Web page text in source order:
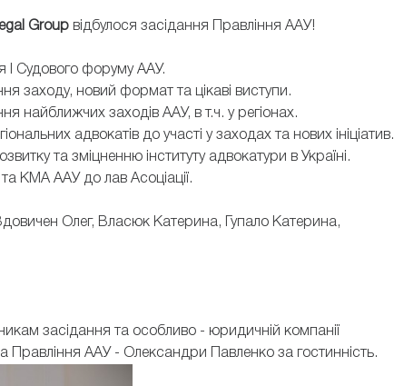
Group відбулося засідання Правління ААУ!
І Судового форуму ААУ.
заходу, новий формат та цікаві виступи.
найближчих заходів ААУ, в т.ч. у регіонах.
адвокатів до участі у заходах та нових ініціатив.
та зміцненню інституту адвокатури в Україні.
КМА ААУ до лав Асоціації.
Олег, Власюк Катерина, Гупало Катерина,
засідання та особливо - юридичній компанії
Правління ААУ - Олександри Павленко за гостинність.